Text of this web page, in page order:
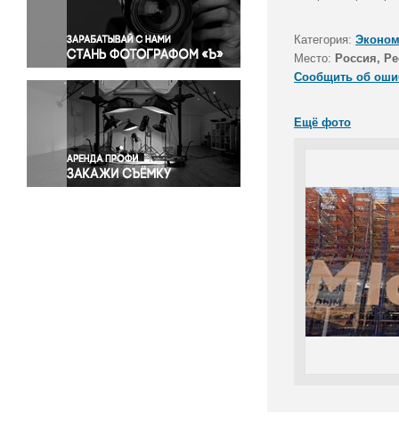
Правосудие
Происшествия и конфликты
Религия
Светская жизнь
Спорт
Экология
Экономика и бизнес
Категория:
Место: Россия,
Сообщить об
Ещё фото